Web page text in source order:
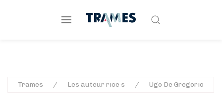
Trames Les auteur·rice·s Ugo De Gregorio